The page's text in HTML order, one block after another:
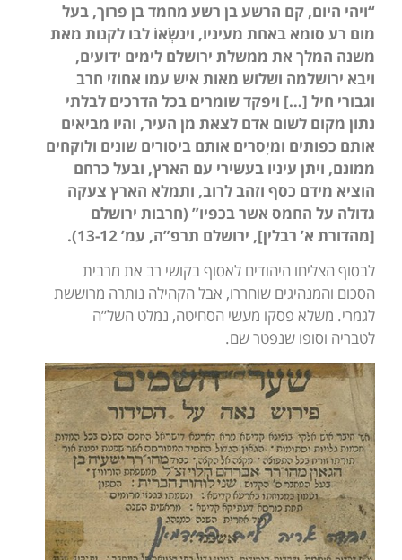
“ויהי היום, קם הרשע בן רשע מחמד בן פרוך, בעל
מום רע סומא באחת מעיניו, וינשְׂאוֹ לבו לקנות מאת
משנה המלך את ממשלת ירושלם לימים ידועים,
ויבא ירושלמה ושלוש מאות איש עמו אחוזי חרב
וגבורי חיל […] ויפקד שומרים בכל הדרכים לבלתי
נתון מקום לשום אדם לצאת מן העיר, והיו מביאים
אותם כפותים ומיָסרים אותם ביסורים שונים ולוקחים
ממונם, ויתן עיניו בעשירי עם הארץ, ובעל כרחם
הוציא מידם כסף וזהב לרוב, ותמלא הארץ צעקה
גדולה על החמס אשר בכפיו” (חרבות ירושלם
[מהדורת א’ רבלין], ירושלם תרפ”ה, עמ’ 13-12).
לבסוף הצליחו היהודים לאסוף בקושי רב את מרבית
הסכום והמנהיגים שוחררו, אבל הקהילה נותרה מרוששת
לגמרי. משלא פסקו מעשי הסחיטה, נמלט השל”ה
לטבריה וסופו שנפטר שם.